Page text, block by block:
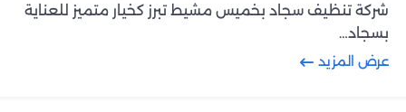
شركة تنظيف سجاد بخميس مشيط تبرز كخيار متميز للعناية
بسجاد…
عرض المزيد